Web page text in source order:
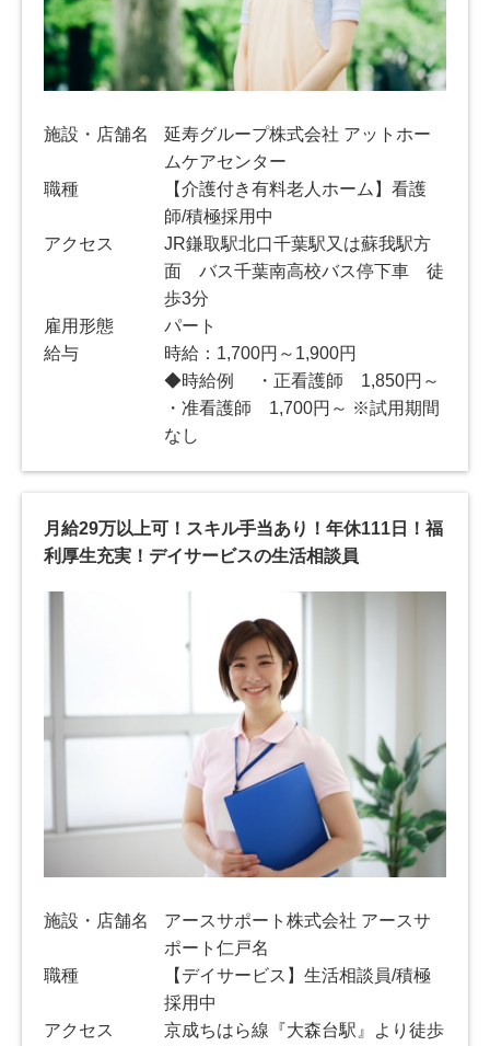
施設・店舗名
延寿グループ株式会社 アットホー
ムケアセンター
職種
【介護付き有料老人ホーム】看護
師/積極採用中
アクセス
JR鎌取駅北口千葉駅又は蘇我駅方
面 バス千葉南高校バス停下車 徒
歩3分
雇用形態
パート
給与
時給：1,700円～1,900円
◆時給例 ・正看護師 1,850円～
・准看護師 1,700円～ ※試用期間
なし
月給29万以上可！スキル手当あり！年休111日！福
利厚生充実！デイサービスの生活相談員
施設・店舗名
アースサポート株式会社 アースサ
ポート仁戸名
職種
【デイサービス】生活相談員/積極
採用中
アクセス
京成ちはら線『大森台駅』より徒歩